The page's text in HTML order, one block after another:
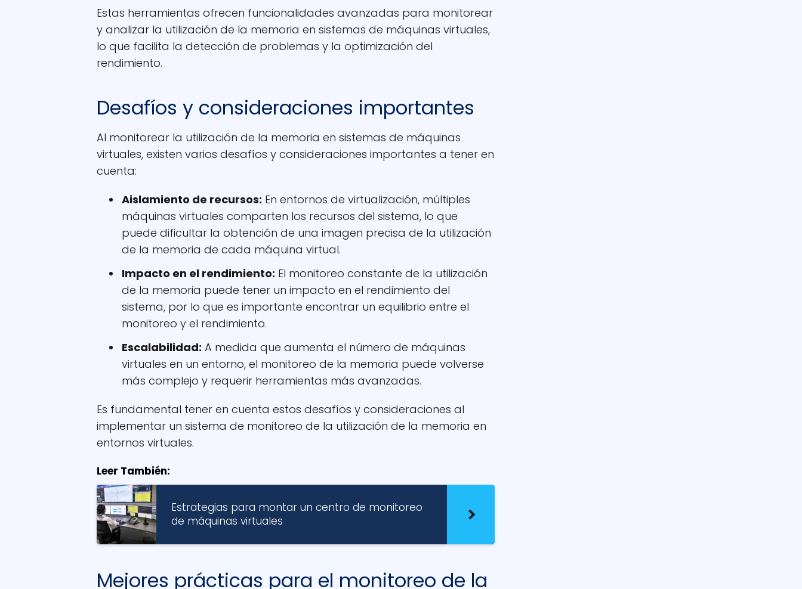
Estas herramientas ofrecen funcionalidades avanzadas para monitorear
y analizar la utilización de la memoria en sistemas de máquinas virtuales,
lo que facilita la detección de problemas y la optimización del
rendimiento.
Desafíos y consideraciones importantes
Al monitorear la utilización de la memoria en sistemas de máquinas
virtuales, existen varios desafíos y consideraciones importantes a tener en
cuenta:
Aislamiento de recursos: En entornos de virtualización, múltiples
máquinas virtuales comparten los recursos del sistema, lo que
puede dificultar la obtención de una imagen precisa de la utilización
de la memoria de cada máquina virtual.
Impacto en el rendimiento: El monitoreo constante de la utilización
de la memoria puede tener un impacto en el rendimiento del
sistema, por lo que es importante encontrar un equilibrio entre el
monitoreo y el rendimiento.
Escalabilidad: A medida que aumenta el número de máquinas
virtuales en un entorno, el monitoreo de la memoria puede volverse
más complejo y requerir herramientas más avanzadas.
Es fundamental tener en cuenta estos desafíos y consideraciones al
implementar un sistema de monitoreo de la utilización de la memoria en
entornos virtuales.
Leer También:
Estrategias para montar un centro de monitoreo
de máquinas virtuales
Mejores prácticas para el monitoreo de la